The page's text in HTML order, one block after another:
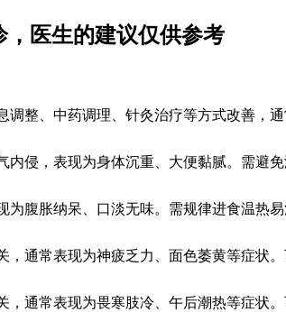
，医生的建议仅供参考
调整、中药调理、针灸治疗等方式改善，
侵，表现为身体沉重、大便黏腻。需避
腹胀纳呆、口淡无味。需规律进食温热
通常表现为神疲乏力、面色萎黄等症状
通常表现为畏寒肢冷、午后潮热等症状